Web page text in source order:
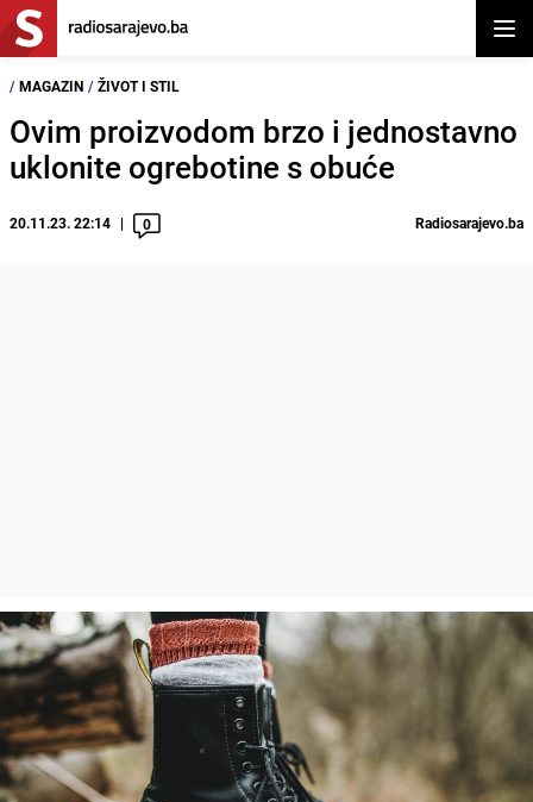
/ MAGAZIN / ŽIVOT I STIL
Ovim proizvodom brzo i jednostavno
uklonite ogrebotine s obuće
20.11.23. 22:14 0 Radiosarajevo.ba